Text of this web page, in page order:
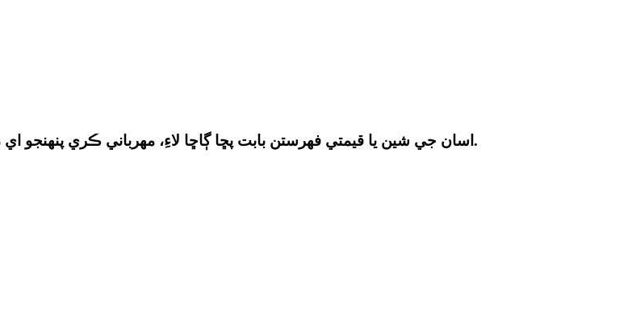
اسان جي شين يا قيمتي فهرستن بابت پڇا ڳاڇا لاءِ، مهرباني ڪري پنهنجو اي ميل اسان ڏانهن ڇڏينداسين ۽ اسان 24 ڪلاڪن اندر رابطي ۾ رهنداسين.